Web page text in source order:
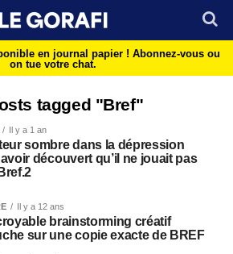
en journal papier ! Abonnez-vous ou
on tue votre chat.
tagged "Bref"
Il y a 1 an
sombre dans la dépression
découvert qu’il ne jouait pas
Il y a 12 ans
brainstorming créatif
sur une copie exacte de BREF